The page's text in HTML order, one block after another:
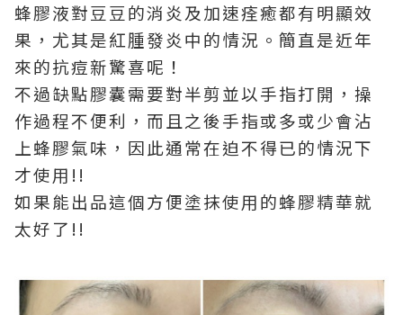
蜂膠液對豆豆的消炎及加速痊癒都有明顯效
果，尤其是紅腫發炎中的情況。簡直是近年
來的抗痘新驚喜呢！
不過缺點膠囊需要對半剪並以手指打開，操
作過程不便利，而且之後手指或多或少會沾
上蜂膠氣味，因此通常在迫不得已的情況下
才使用!!
如果能出品這個方便塗抹使用的蜂膠精華就
太好了!!